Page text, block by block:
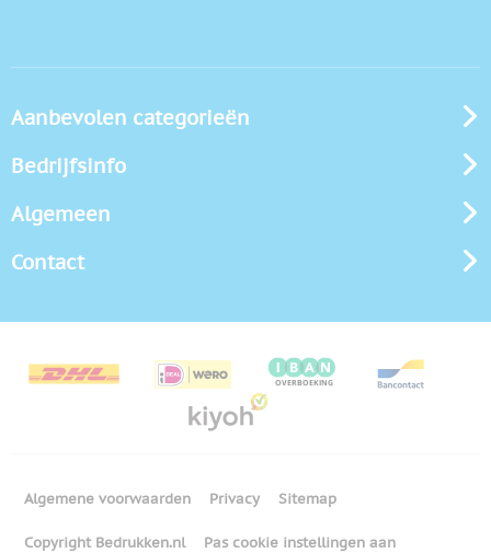
Aanbevolen categorieën
Bedrijfsinfo
Algemeen
Contact
Algemene voorwaarden Privacy Sitemap
Copyright Bedrukken.nl Pas cookie instellingen aan